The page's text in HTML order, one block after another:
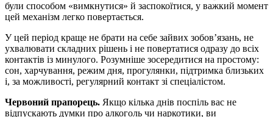
були способом «вимкнутися» й заспокоїтися, у важкий момент
цей механізм легко повертається.
У цей період краще не брати на себе зайвих зобов’язань, не
ухвалювати складних рішень і не повертатися одразу до всіх
контактів із минулого. Розумніше зосередитися на простому:
сон, харчування, режим дня, прогулянки, підтримка близьких
і, за можливості, регулярний контакт зі спеціалістом.
Червоний прапорець. Якщо кілька днів поспіль вас не
відпускають думки про алкоголь чи наркотики, ви